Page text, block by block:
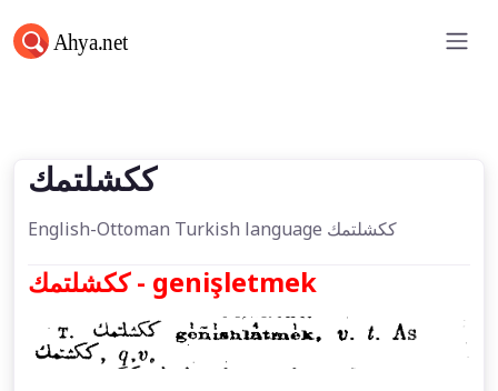
ككشلتمك
ككشلتمك
English-Ottoman Turkish language ككشلتمك
ككشلتمك - genişletmek